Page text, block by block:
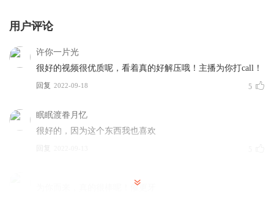
用户评论
许你一片光
很好的视频很优质呢，看着真的好解压哦！主播为你打call！
回复 2022-09-18 5
眠眠渡眷月忆
很好的，因为这个东西我也喜欢
回复
为你而来，真的很棒呢！催更牙